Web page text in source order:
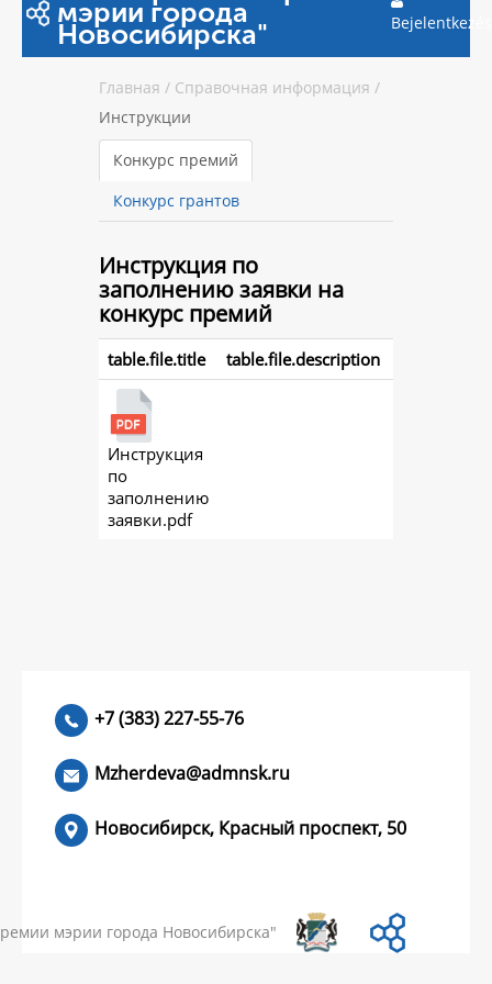
мэрии города
Новосибирска" Bejelentkezés
Главная / Справочная информация /
Инструкции
Конкурс премий
Конкурс грантов
Инструкция по
заполнению заявки на
конкурс премий
table.file.title table.file.description
Инструкция
по
заполнению
заявки.pdf
+7 (383) 227-55-76
Mzherdeva@admnsk.ru
Новосибирск, Красный проспект, 50
мэрии города Новосибирска"